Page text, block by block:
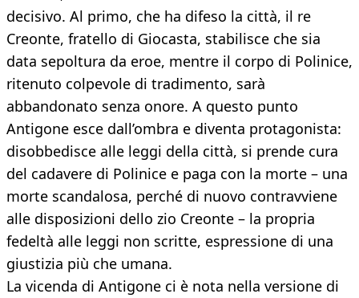
decisivo. Al primo, che ha difeso la città, il re
Creonte, fratello di Giocasta, stabilisce che sia
data sepoltura da eroe, mentre il corpo di Polinice,
ritenuto colpevole di tradimento, sarà
abbandonato senza onore. A questo punto
Antigone esce dall’ombra e diventa protagonista:
disobbedisce alle leggi della città, si prende cura
del cadavere di Polinice e paga con la morte – una
morte scandalosa, perché di nuovo contravviene
alle disposizioni dello zio Creonte – la propria
fedeltà alle leggi non scritte, espressione di una
giustizia più che umana.
La vicenda di Antigone ci è nota nella versione di